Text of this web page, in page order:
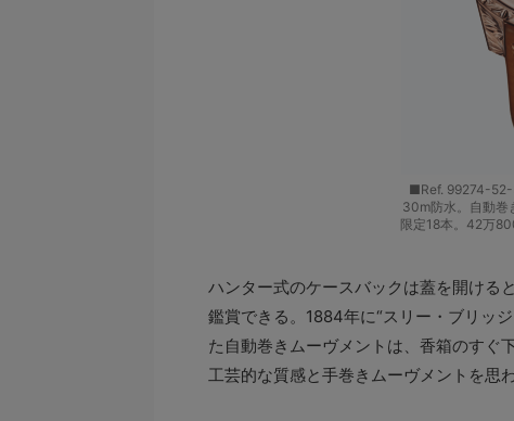
■Ref. 99274-52-
30m防水。自動
限定18本。42万
ハンター式のケースバックは蓋を開ける
鑑賞できる。1884年に“スリー・ブリッ
た自動巻きムーヴメントは、香箱のすぐ
工芸的な質感と手巻きムーヴメントを思